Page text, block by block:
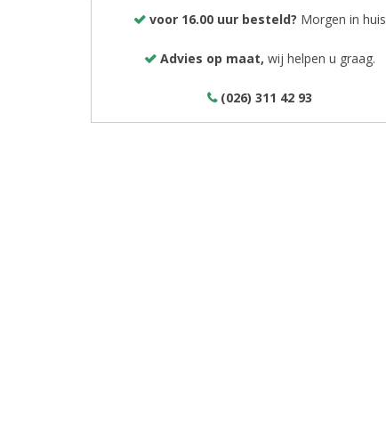
voor 16.00 uur besteld? Morgen in huis
Advies op maat, wij helpen u graag.
(026) 311 42 93